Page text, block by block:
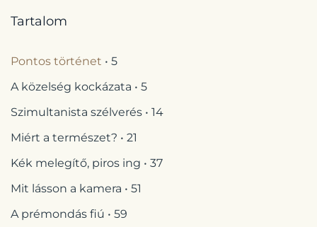
Tartalom
Pontos történet • 5
A közelség kockázata • 5
Szimultanista szélverés • 14
Miért a természet? • 21
Kék melegítő, piros ing • 37
Mit lásson a kamera • 51
A prémondás fiú • 59